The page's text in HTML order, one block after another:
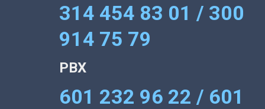
314 454 83 01 / 300
914 75 79
PBX
601 232 96 22 / 601